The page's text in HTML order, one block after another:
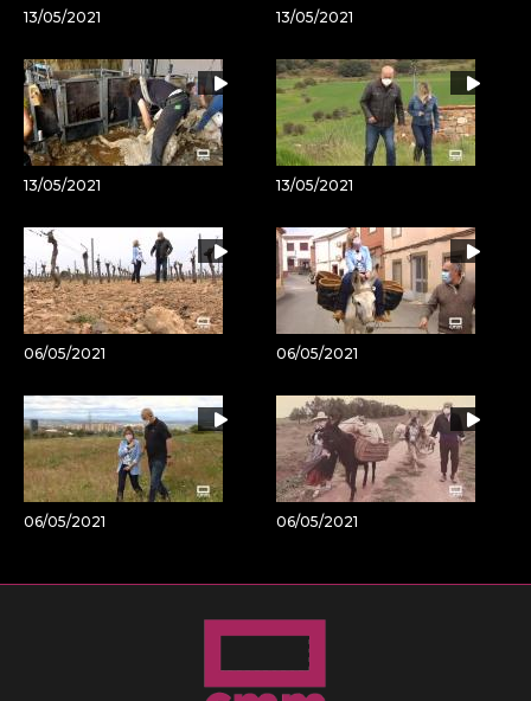
13/05/2021 13/05/2021
13/05/2021 13/05/2021
06/05/2021 06/05/2021
06/05/2021 06/05/2021